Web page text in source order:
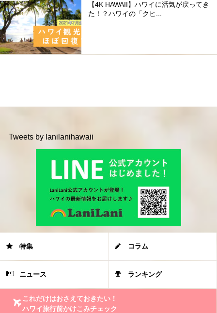
【4K HAWAII】ハワイに活気が戻ってき
た！？ハワイの「クヒ...
Tweets by lanilanihawaii
特集 コラム
ニュース ランキング
これだけはおさえておきたい！
ハワイ旅行前かけこみチェック